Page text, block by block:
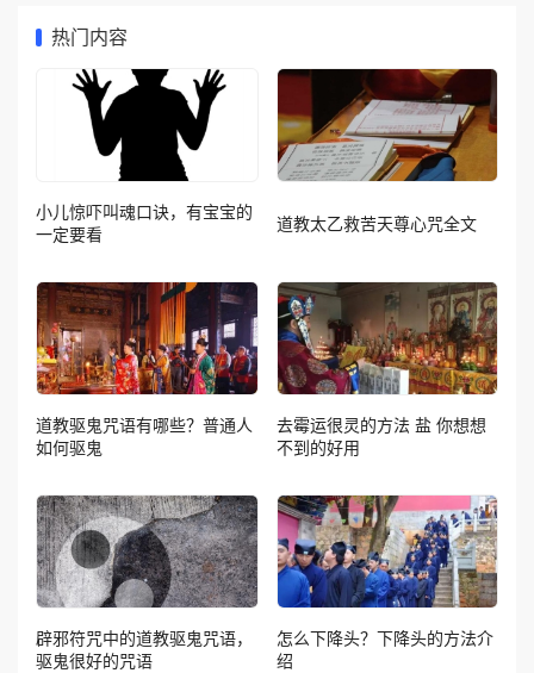
热门内容
小儿惊吓叫魂口诀，有宝宝的
一定要看
道教太乙救苦天尊心咒全文
道教驱鬼咒语有哪些？普通人
如何驱鬼
去霉运很灵的方法 盐 你想想
不到的好用
辟邪符咒中的道教驱鬼咒语，
驱鬼很好的咒语
怎么下降头？下降头的方法介
绍